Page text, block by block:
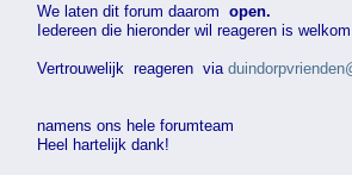
We laten dit forum daarom open.
Iedereen die hieronder wil reageren is
Vertrouwelijk reageren via
namens ons hele forumteam
Heel hartelijk dank!